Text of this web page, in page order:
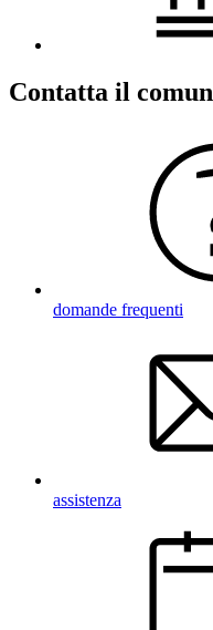
Contatta il
domande frequenti
assistenza